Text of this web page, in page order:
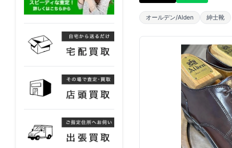
オールデン/Alden 紳士靴